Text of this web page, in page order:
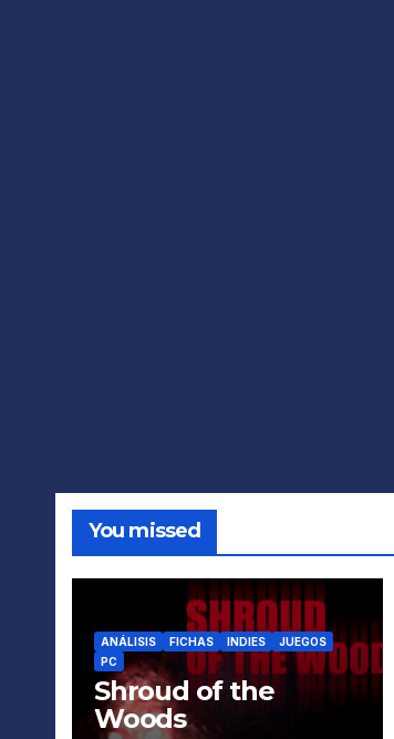
You missed
ANÁLISIS FICHAS INDIES
JUEGOS
PC
Shroud of the
Woods